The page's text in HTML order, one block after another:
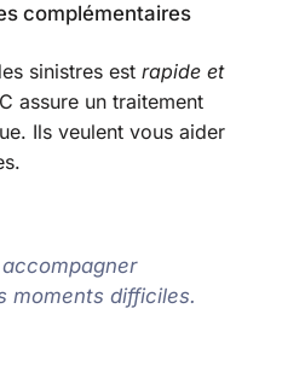
complémentaires
sinistres est rapide et
assure un traitement
Ils veulent vous aider
moments difficiles.